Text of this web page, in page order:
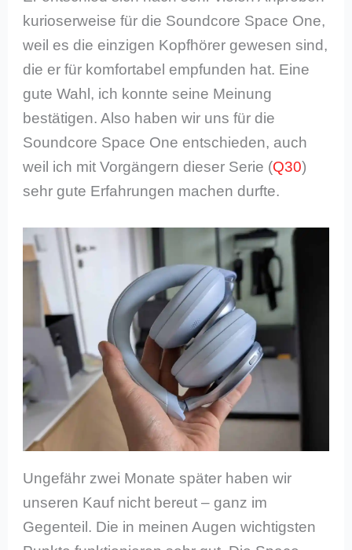
kurioserweise für die Soundcore Space One,
weil es die einzigen Kopfhörer gewesen sind,
die er für komfortabel empfunden hat. Eine
gute Wahl, ich konnte seine Meinung
bestätigen. Also haben wir uns für die
Soundcore Space One entschieden, auch
weil ich mit Vorgängern dieser Serie (Q30)
sehr gute Erfahrungen machen durfte.
Ungefähr zwei Monate später haben wir
unseren Kauf nicht bereut – ganz im
Gegenteil. Die in meinen Augen wichtigsten